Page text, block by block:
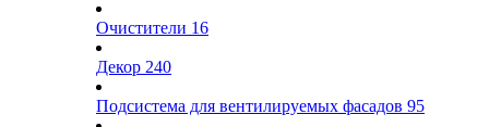
Очистители 16
Декор 240
Подсистема для вентилируемых фасадов 95